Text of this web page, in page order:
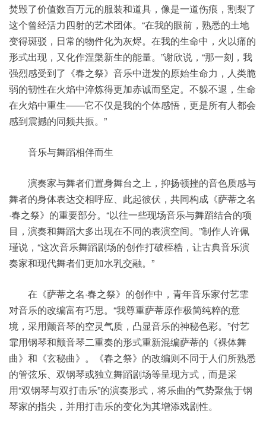
焚毁了价值数百万元的服装和道具，像是一道伤痕，割裂了
这个曾经活力四射的艺术团体。“在我的眼前，熟悉的土地
变得斑驳，日常的物件化为灰烬。在我的生命中，火以痛的
形式出现，又化作涅槃新生的能量。”谢欣说，“那一刻，我
强烈感受到了《春之祭》音乐中迸发的原始生命力，人类脆
弱的韧性在火焰中淬炼得更加赤诚而坚定。不躲不退，生命
在火焰中重生——它不仅是我的个体感悟，更是所有人都会
感到震撼的同频共振。”
音乐与舞蹈相伴而生
演奏家与舞者们置身舞台之上，抑扬顿挫的音色质感与
舞者的身体表达交相呼应、此起彼伏，共同构成《萨蒂之名
·春之祭》的重要部分。“以往一些现场音乐与舞蹈结合的项
目，演奏和舞蹈大多出现在不同的表演空间。”制作人许佩
瑾说，“这次音乐舞蹈剧场的创作打破桎梏，让古典音乐演
奏家和现代舞者们更加水乳交融。”
在《萨蒂之名·春之祭》的创作中，青年音乐家付艺霏
对音乐的改编富有巧思。“我尊重萨蒂原作极简纯粹的意
境，采用颤音琴的空灵气质，凸显音乐的神秘色彩。”付艺
霏用钢琴和颤音琴二重奏的形式重新混编萨蒂的《裸体舞
曲》和《玄秘曲》。《春之祭》的改编则不同于人们所熟悉
的管弦乐、双钢琴或独立舞蹈剧场等呈现方式，而是采
用“双钢琴与双打击乐”的演奏形式，将乐曲的气势聚焦于钢
琴家的指尖，并用打击乐的变化为其增添戏剧性。